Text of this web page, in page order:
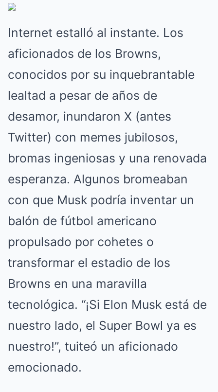
Internet estalló al instante. Los
aficionados de los Browns,
conocidos por su inquebrantable
lealtad a pesar de años de
desamor, inundaron X (antes
Twitter) con memes jubilosos,
bromas ingeniosas y una renovada
esperanza. Algunos bromeaban
con que Musk podría inventar un
balón de fútbol americano
propulsado por cohetes o
transformar el estadio de los
Browns en una maravilla
tecnológica. “¡Si Elon Musk está de
nuestro lado, el Super Bowl ya es
nuestro!”, tuiteó un aficionado
emocionado.